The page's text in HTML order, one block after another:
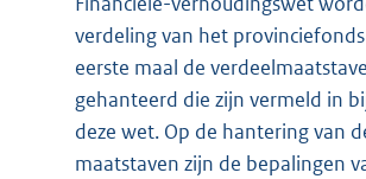
verdeling van het
eerste maal de
gehanteerd die zijn vermeld in
deze wet. Op de hantering van
maatstaven zijn de bepalingen